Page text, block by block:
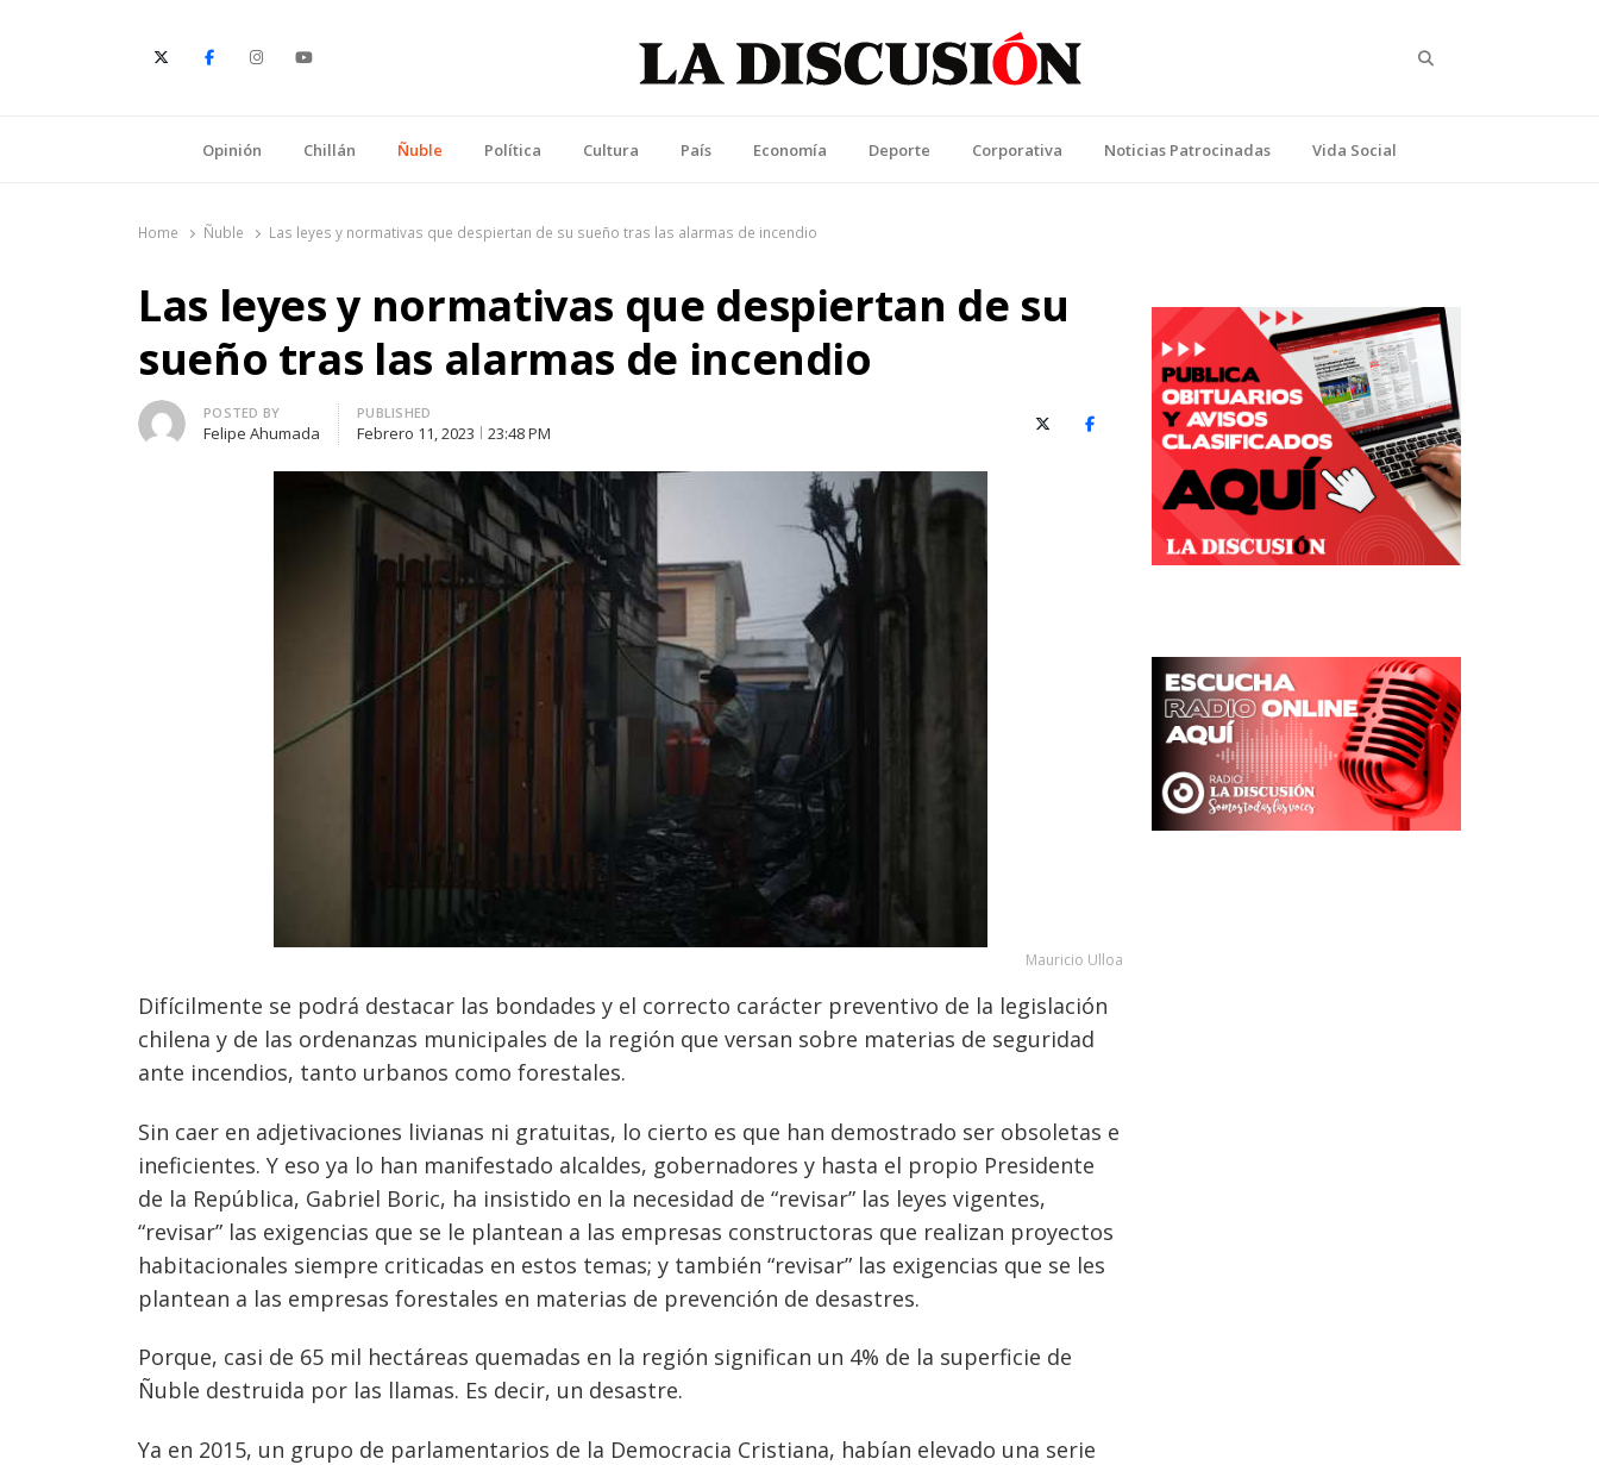
Opinión Chillán Ñuble Política Cultura País Economía Deporte Corporativa Noticias Patrocinadas Vida Social
Home Ñuble Las leyes y normativas que despiertan de su sueño tras las alarmas de incendio
Las leyes y normativas que despiertan de su
sueño tras las alarmas de incendio
Author
POSTED BY
Felipe Ahumada
PUBLISHED
Febrero 11, 2023 23:48 PM X (Twitter)Facebook
Mauricio Ulloa
Difícilmente se podrá destacar las bondades y el correcto carácter preventivo de la legislación
chilena y de las ordenanzas municipales de la región que versan sobre materias de seguridad
ante incendios, tanto urbanos como forestales.
Sin caer en adjetivaciones livianas ni gratuitas, lo cierto es que han demostrado ser obsoletas e
ineficientes. Y eso ya lo han manifestado alcaldes, gobernadores y hasta el propio Presidente
de la República, Gabriel Boric, ha insistido en la necesidad de “revisar” las leyes vigentes,
“revisar” las exigencias que se le plantean a las empresas constructoras que realizan proyectos
habitacionales siempre criticadas en estos temas; y también “revisar” las exigencias que se les
plantean a las empresas forestales en materias de prevención de desastres.
Porque, casi de 65 mil hectáreas quemadas en la región significan un 4% de la superficie de
Ñuble destruida por las llamas. Es decir, un desastre.
Ya en 2015, un grupo de parlamentarios de la Democracia Cristiana, habían elevado una serie